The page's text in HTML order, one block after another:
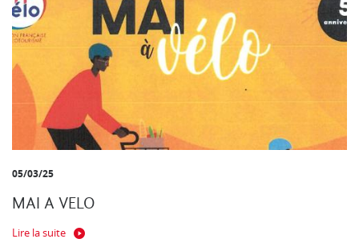
05/03/25
MAI A VELO
Lire la suite